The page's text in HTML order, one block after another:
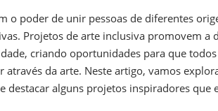
o poder de unir pessoas de diferentes
Projetos de arte inclusiva promovem a
criando oportunidades para que
através da arte. Neste artigo, vamos
destacar alguns projetos inspiradores que